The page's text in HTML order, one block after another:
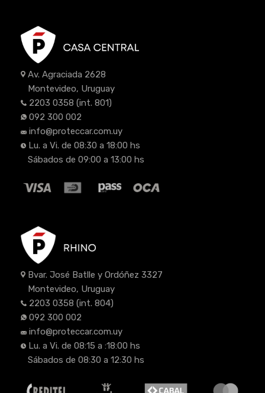
Av. Agraciada 2628
Montevideo, Uruguay
2203 0358 (int. 801)
092 300 002
info@proteccar.com.uy
Lu. a Vi. de 08:30 a 18:00 hs
Sábados de 09:00 a 13:00 hs
Bvar. José Batlle y Ordóñez 3327
Montevideo, Uruguay
2203 0358 (int. 804)
092 300 002
info@proteccar.com.uy
Lu. a Vi. de 08:15 a :18:00 hs
Sábados de 08:30 a 12:30 hs